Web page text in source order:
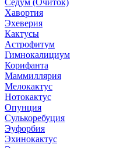
Седум (Очиток)
Хавортия
Эхеверия
Кактусы
Астрофитум
Гимнокалициум
Корифанта
Маммиллярия
Мелокактус
Нотокактус
Опунция
Сулькоребуция
Эуфорбия
Эхинокактус